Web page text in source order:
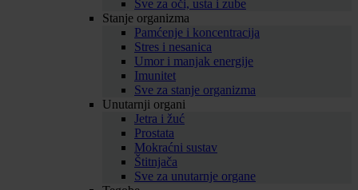
Sve za oči, usta i zube
Stanje organizma
Pamćenje i koncentracija
Stres i nesanica
Umor i manjak energije
Imunitet
Sve za stanje organizma
Unutarnji organi
Jetra i žuć
Prostata
Mokraćni sustav
Štitnjača
Sve za unutarnje organe